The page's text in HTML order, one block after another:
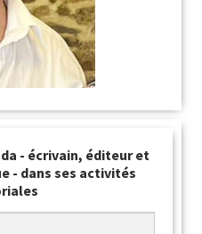
- écrivain, éditeur et
- dans ses activités